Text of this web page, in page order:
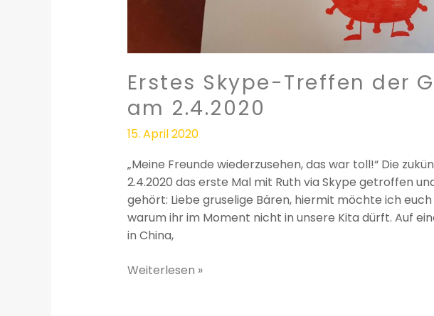
Erstes Skype-Treffen der
am 2.4.2020
15. April 2020
„Meine Freunde wiederzusehen, das war toll!“ Die
2.4.2020 das erste Mal mit Ruth via Skype getroffen
gehört: Liebe gruselige Bären, hiermit möchte ich
warum ihr im Moment nicht in unsere Kita dürft. Auf
in China,
Weiterlesen »